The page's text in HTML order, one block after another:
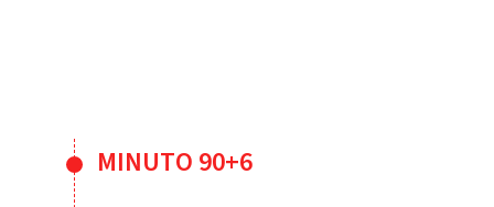
MINUTO 90+6